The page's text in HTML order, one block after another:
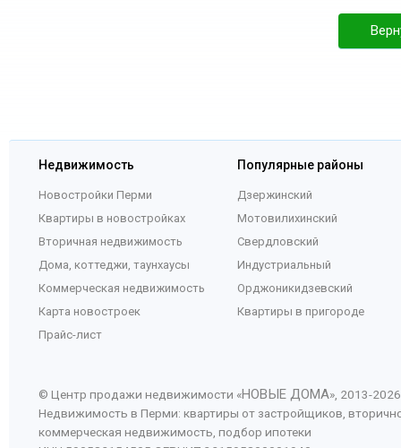
Недвижимость
Новостройки Перми
Квартиры в новостройках
Вторичная недвижимость
Дома, коттеджи, таунхаусы
Коммерческая недвижимость
Карта новостроек
Прайс-лист
Популярные районы
Дзержинский
Мотовилихинский
Свердловский
Индустриальный
Орджоникидзевский
Квартиры в пригороде
© Центр продажи недвижимости «НОВЫЕ ДОМА», 2013-2026
Недвижимость в Перми: квартиры от застройщиков,
коммерческая недвижимость, подбор ипотеки